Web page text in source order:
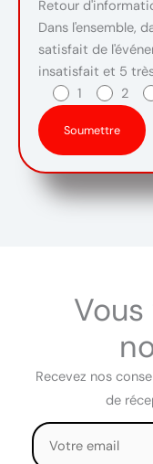
Retour
Dans l'ensemble,
satisfait de
insatisfait et 5
1
2
Recevez nos
de